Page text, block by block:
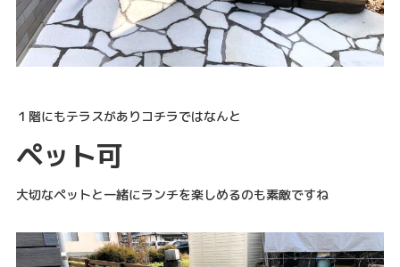
１階にもテラスがありコチラではなんと
ペット可
大切なペットと一緒にランチを楽しめるのも素敵ですね